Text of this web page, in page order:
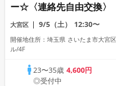
ー☆〈連絡先自由交換〉
大宮区 9/5（土） 12:30〜
開催地住所：埼玉県 さいたま市大宮
ル/4F
23〜35歳4,600円
◎受付中